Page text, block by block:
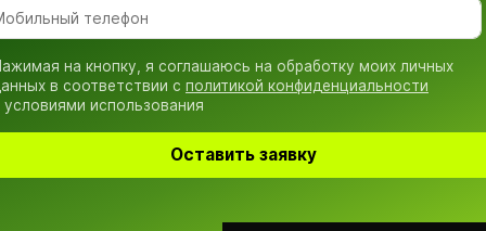
на кнопку, я соглашаюсь на обработку моих личных
в соответствии с политикой конфиденциальности
условиями использования
Оставить заявку